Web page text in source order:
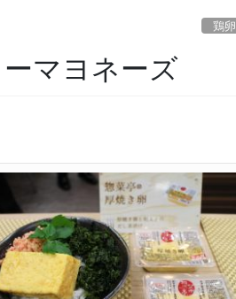
鶏卵
マヨネーズ